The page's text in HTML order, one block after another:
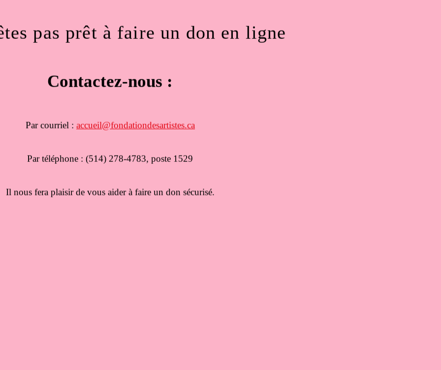
pas prêt à faire un don en ligne
Contactez-nous :
Par courriel : accueil@fondationdesartistes.ca
Par téléphone : (514) 278-4783, poste 1529
Il nous fera plaisir de vous aider à faire un don sécurisé.